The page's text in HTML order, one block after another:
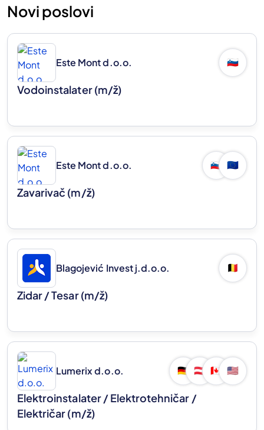
Novi poslovi
Este Mont d.o.o. 🇸🇮
Vodoinstalater(m/ž)
Este Mont d.o.o. 🇸🇮 🇪🇺
Zavarivač (m/ž)
Blagojević Invest j.d.o.o. 🇧🇪
Zidar / Tesar(m/ž)
Lumerix d.o.o. 🇩🇪 🇦🇹 🇨🇦 🇺🇸
Elektroinstalater / Elektrotehničar /
Električar(m/ž)